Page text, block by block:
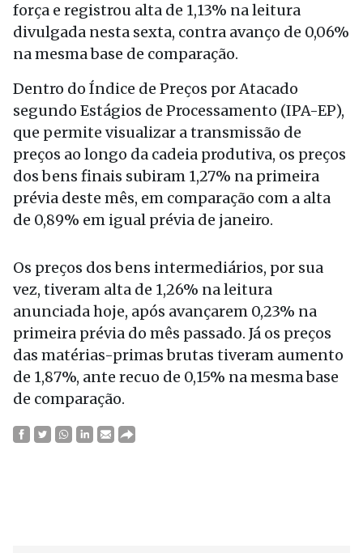
força e registrou alta de 1,13% na leitura
divulgada nesta sexta, contra avanço de 0,06%
na mesma base de comparação.
Dentro do Índice de Preços por Atacado
segundo Estágios de Processamento (IPA-EP),
que permite visualizar a transmissão de
preços ao longo da cadeia produtiva, os preços
dos bens finais subiram 1,27% na primeira
prévia deste mês, em comparação com a alta
de 0,89% em igual prévia de janeiro.
Os preços dos bens intermediários, por sua
vez, tiveram alta de 1,26% na leitura
anunciada hoje, após avançarem 0,23% na
primeira prévia do mês passado. Já os preços
das matérias-primas brutas tiveram aumento
de 1,87%, ante recuo de 0,15% na mesma base
de comparação.